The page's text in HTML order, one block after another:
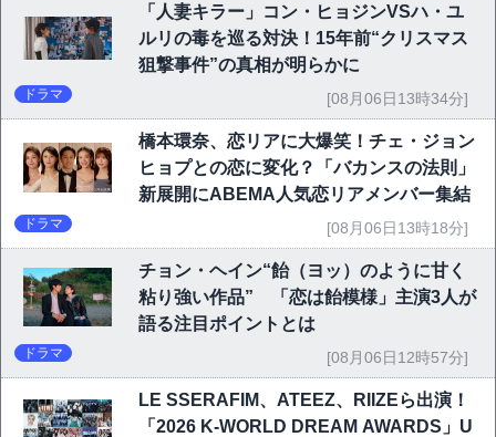
「人妻キラー」コン・ヒョジンVSハ・ユ
ルリの毒を巡る対決！15年前“クリスマス
狙撃事件”の真相が明らかに
ドラマ [08月06日13時34分]
橋本環奈、恋リアに大爆笑！チェ・ジョン
ヒョプとの恋に変化？「バカンスの法則」
新展開にABEMA人気恋リアメンバー集結
ドラマ [08月06日13時18分]
チョン・ヘイン“飴（ヨッ）のように甘く
粘り強い作品” 「恋は飴模様」主演3人が
語る注目ポイントとは
ドラマ [08月06日12時57分]
LE SSERAFIM、ATEEZ、RIIZEら出演！
「2026 K-WORLD DREAM AWARDS」U